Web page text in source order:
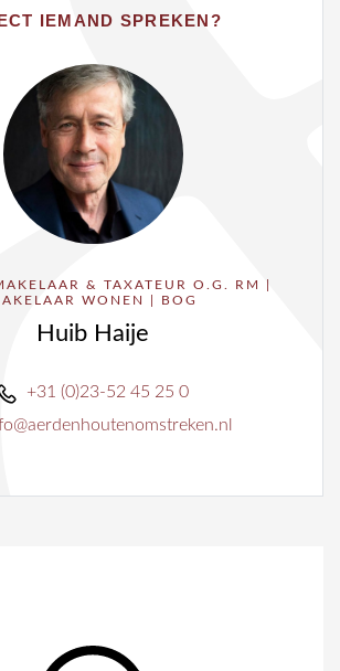
IEMAND SPREKEN?
& TAXATEUR O.G. RM |
WONEN | BOG
Huib Haije
+31 (0)23-52 45 25 0